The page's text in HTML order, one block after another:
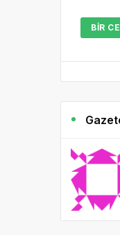
BIR